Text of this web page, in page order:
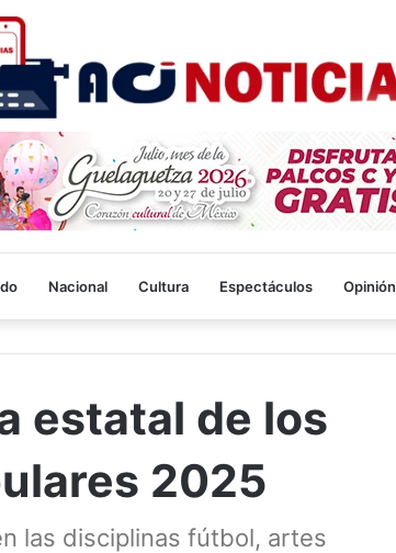
Nacional Cultura Espectáculos Opinión
estatal de los
2025
las disciplinas fútbol, artes